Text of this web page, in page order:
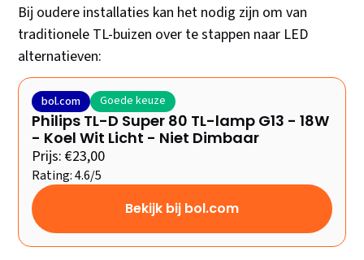
Bij oudere installaties kan het nodig zijn om van
traditionele TL-buizen over te stappen naar LED
alternatieven:
bol.com Goede keuze
Philips TL-D Super 80 TL-lamp G13 - 18W
- Koel Wit Licht - Niet Dimbaar
Prijs: €23,00
Rating: 4.6/5
Bekijk bij bol.com